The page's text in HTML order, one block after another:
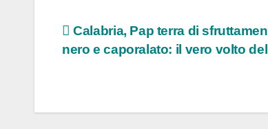
Navigazione
articoli
Calabria, Pap terra di
nero e caporalato: il vero volto